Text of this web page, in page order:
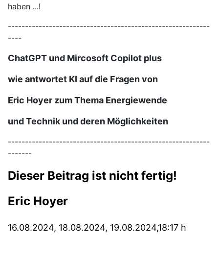
haben ...!
-----------------------------------------------------------
----
ChatGPT und Mircosoft Copilot plus
wie antwortet KI aufdie Fragen von
Eric Hoyer zum Thema Energiewende
und Technik und deren Möglichkeiten
-----------------------------------------------------------
-------
Dieser Beitrag ist nicht fertig!
Eric Hoyer
16.08.2024, 18.08.2024, 19.08.2024,18:17 h